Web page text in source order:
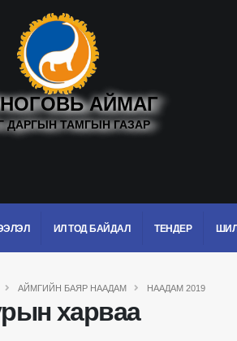
АЙМАГ
ДАРГЫН ТАМГЫН ГАЗАР
ИЛ ТОД БАЙДАЛ ТЕНДЕР
харваа
АЙМГИЙН БАЯР НААДАМ НААДАМ 2019